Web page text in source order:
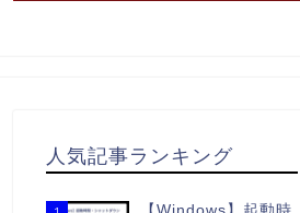
人気記事ランキング